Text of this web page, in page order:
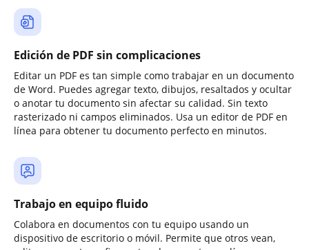
Edición de PDF sin complicaciones
Editar un PDF es tan simple como trabajar en un documento
de Word. Puedes agregar texto, dibujos, resaltados y ocultar
o anotar tu documento sin afectar su calidad. Sin texto
rasterizado ni campos eliminados. Usa un editor de PDF en
línea para obtener tu documento perfecto en minutos.
Trabajo en equipo fluido
Colabora en documentos con tu equipo usando un
dispositivo de escritorio o móvil. Permite que otros vean,